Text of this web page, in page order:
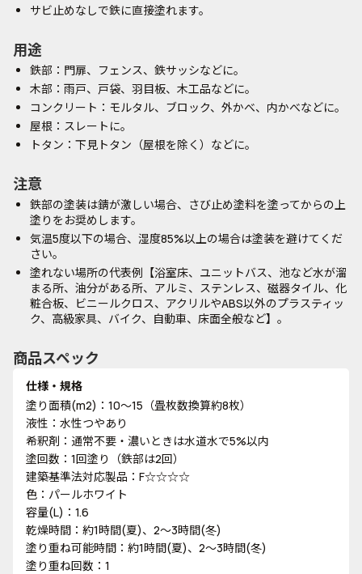
サビ止めなしで鉄に直接塗れます。
用途
鉄部：門扉、フェンス、鉄サッシなどに。
木部：雨戸、戸袋、羽目板、木工品などに。
コンクリート：モルタル、ブロック、外かべ、内かべなどに。
屋根：スレートに。
トタン：下見トタン（屋根を除く）などに。
注意
鉄部の塗装は錆が激しい場合、さび止め塗料を塗ってからの上
塗りをお奨めします。
気温5度以下の場合、湿度85%以上の場合は塗装を避けてくだ
さい。
塗れない場所の代表例【浴室床、ユニットバス、池など水が溜
まる所、油分がある所、アルミ、ステンレス、磁器タイル、化
粧合板、ビニールクロス、アクリルやABS以外のプラスティッ
ク、高級家具、バイク、自動車、床面全般など】。
商品スペック
仕様・規格
塗り面積(m2)：10～15（畳枚数換算約8枚）
液性：水性つやあり
希釈剤：通常不要・濃いときは水道水で5%以内
塗回数：1回塗り（鉄部は2回）
建築基準法対応製品：F☆☆☆☆
色：パールホワイト
容量(L)：1.6
乾燥時間：約1時間(夏)、2～3時間(冬)
塗り重ね可能時間：約1時間(夏)、2～3時間(冬)
塗り重ね回数：1